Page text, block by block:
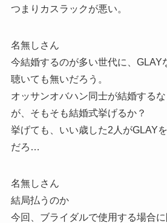
つまりカスラックが悪い。
名無しさん
今結婚するのが多い世代に、GLAY
聴いても無いだろう。
オッサンオバハン同士が結婚する
が、そもそも結婚式挙げるか？
挙げても、いい歳した2人がGLAY
だろ…
名無しさん
結局払うのか
今回、ブライダルで使用する場合